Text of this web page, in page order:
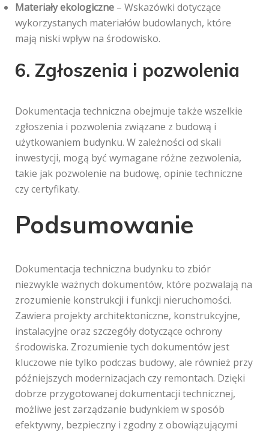
Materiały ekologiczne – Wskazówki dotyczące
wykorzystanych materiałów budowlanych, które
mają niski wpływ na środowisko.
6. Zgłoszenia i pozwolenia
Dokumentacja techniczna obejmuje także wszelkie
zgłoszenia i pozwolenia związane z budową i
użytkowaniem budynku. W zależności od skali
inwestycji, mogą być wymagane różne zezwolenia,
takie jak pozwolenie na budowę, opinie techniczne
czy certyfikaty.
Podsumowanie
Dokumentacja techniczna budynku to zbiór
niezwykle ważnych dokumentów, które pozwalają na
zrozumienie konstrukcji i funkcji nieruchomości.
Zawiera projekty architektoniczne, konstrukcyjne,
instalacyjne oraz szczegóły dotyczące ochrony
środowiska. Zrozumienie tych dokumentów jest
kluczowe nie tylko podczas budowy, ale również przy
późniejszych modernizacjach czy remontach. Dzięki
dobrze przygotowanej dokumentacji technicznej,
możliwe jest zarządzanie budynkiem w sposób
efektywny, bezpieczny i zgodny z obowiązującymi